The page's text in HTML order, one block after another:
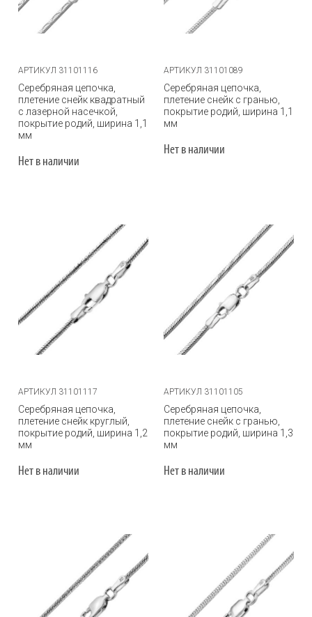
АРТИКУЛ 31101116
Серебряная цепочка,
плетение снейк квадратный
с лазерной насечкой,
покрытие родий, ширина 1,1
мм
Нет в наличии
АРТИКУЛ 31101089
Серебряная цепочка,
плетение снейк с гранью,
покрытие родий, ширина 1,1
мм
Нет в наличии
АРТИКУЛ 31101117
Серебряная цепочка,
плетение снейк круглый,
покрытие родий, ширина 1,2
мм
Нет в наличии
АРТИКУЛ 31101105
Серебряная цепочка,
плетение снейк с гранью,
покрытие родий, ширина 1,3
мм
Нет в наличии